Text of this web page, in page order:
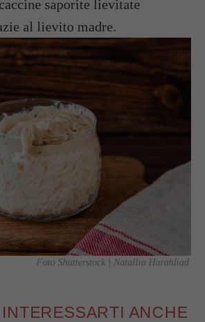
saporite lievitate
al lievito madre.
Foto Shutterstock | Natallia Harahliad
ANCHE